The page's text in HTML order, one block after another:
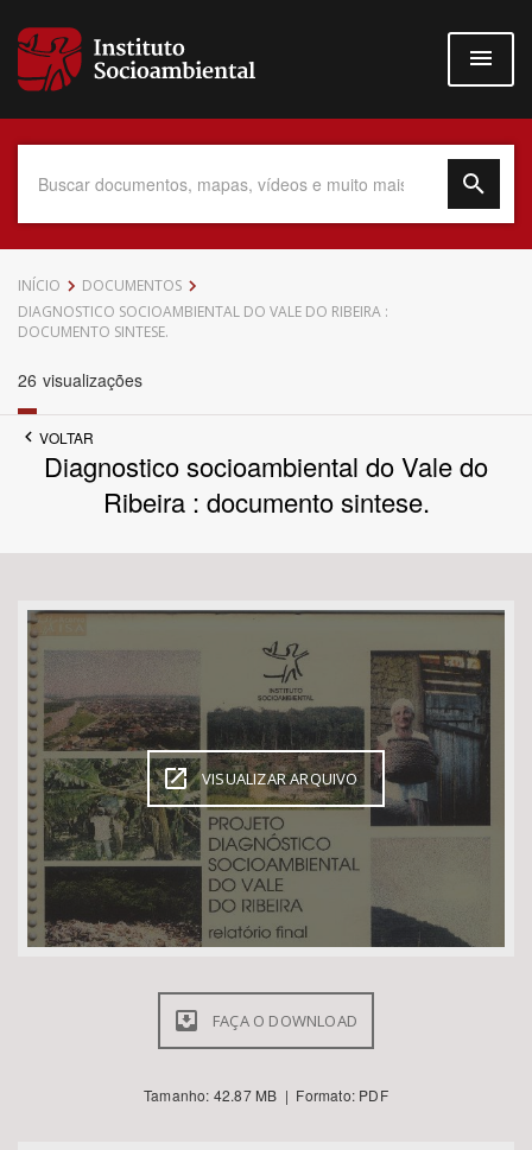
para
conteúdo
Data do Documento
Tema
Subtema
Área de Levantamento
Área Protegida
BUSCAR
INÍCIO
DOCUMENTOS
DIAGNOSTICO SOCIOAMBIENTAL DO VALE DO RIBEIRA :
DOCUMENTO SINTESE.
26 visualizações
VOLTAR
Diagnostico socioambiental do Vale do
Ribeira : documento sintese.
VISUALIZAR ARQUIVO
FAÇA O DOWNLOAD
Tamanho: 42.87 MB | Formato: PDF